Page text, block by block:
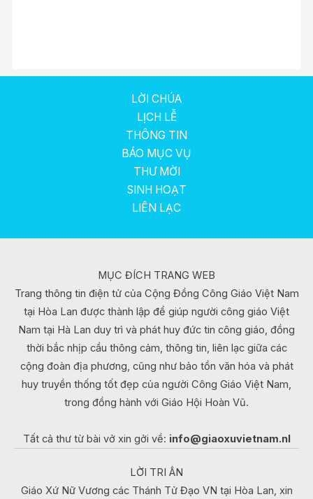
LỜI CHÚA
LỊCH LỄ
THÔNG TIN
BÁO MỤC VỤ
THƯ MỜI
SINH HOẠT
LIÊN LẠC
MỤC ĐÍCH TRANG WEB
Trang thông tin điện tử của Cộng Đồng Công Giáo Việt Nam
tại Hòa Lan được thành lập để giúp người công giáo Việt
Nam tại Hà Lan duy trì và phát huy đức tin công giáo, đồng
thời bắc nhịp cầu thông cảm, thông tin, liên lạc giữa các
cộng đoàn địa phương, cũng như bảo tồn văn hóa và phát
huy truyền thống tốt đẹp của người Công Giáo Việt Nam,
trong đồng hành với Giáo Hội Hoàn Vũ.
Tất cả thư từ bài vở xin gởi về: info@giaoxuvietnam.nl
LỜI TRI ÂN
Giáo Xứ Nữ Vương các Thánh Tử Đạo VN tại Hòa Lan, xin